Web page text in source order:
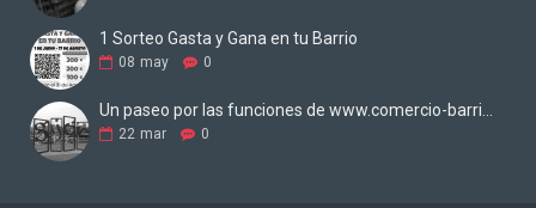
1 Sorteo Gasta y Gana en tu Barrio
08 may 0
22 mar 0